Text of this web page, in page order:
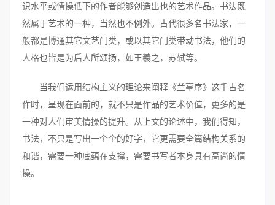
识水平或情操低下的作者能够创造出也的艺术作品。书法既
然属于艺术的一种，当然也不例外。古代很多名书法家，一
般都是博通其它文艺门类，或以其它门类带动书法，他们的
人格也皆是为后人所颂扬，如王羲之，苏轼等。
当我们运用结构主义的理论来阐释《兰亭序》这千古名
作时，呈现在面前的，就不只是作品的艺术价值，更多的是
一种对人们审美情操的提升。从上文的论述中，我们得知，
书法，不只是写出一个个的好字，它更需要全篇结构关系的
和谐，需要一种底蕴在支撑，需要书写者本身具有高尚的情
操。